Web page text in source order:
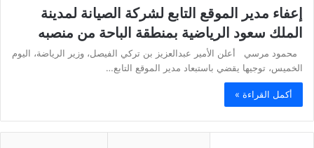
إعفاء مدير الموقع التابع لشركة الصيانة لمدينة
الملك سعود الرياضية بمنطقة الباحة من منصبه
محمود مرسي أعلن الأمير عبدالعزيز بن تركي الفيصل، وزير الرياضة، اليوم
الخميس، توجيها يقضي باستبعاد مدير الموقع التابع…
أكمل القراءة »